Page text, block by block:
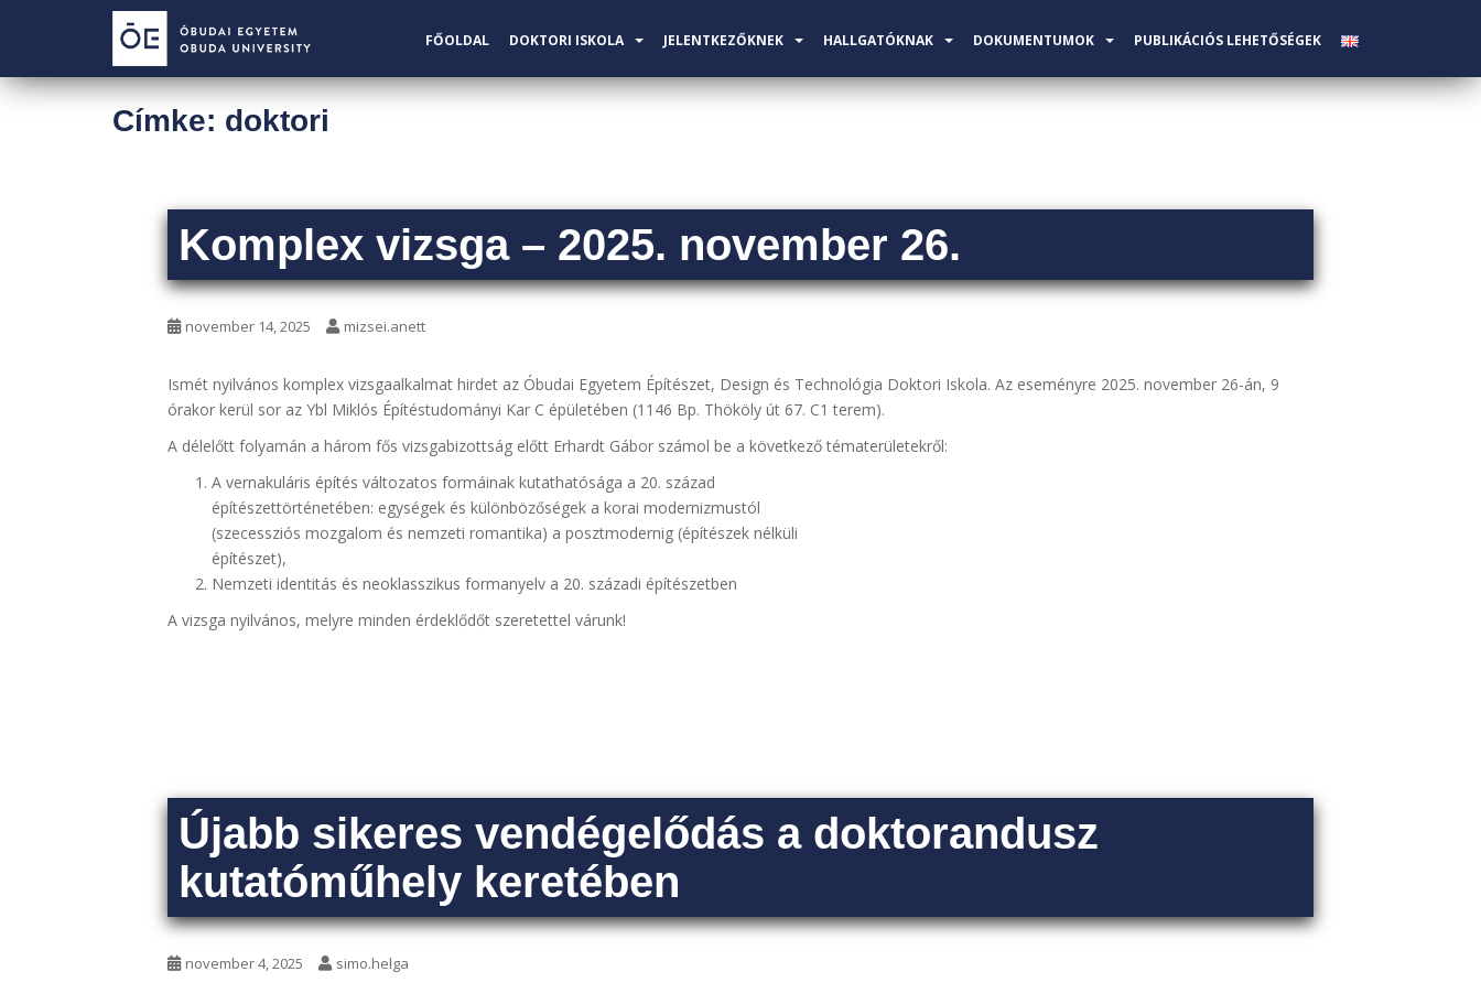
p
FŐOLDAL DOKTORI ISKOLA JELENTKEZŐKNEK HALLGATÓKNAK DOKUMENTUMOK PUBLIKÁCIÓS LEHETŐSÉGEK
Címke: doktori
Komplex vizsga – 2025. november 26.
november 14, 2025 mizsei.anett
Ismét nyilvános komplex vizsgaalkalmat hirdet az Óbudai Egyetem Építészet, Design és Technológia Doktori Iskola. Az eseményre 2025. november 26-án, 9
órakor kerül sor az Ybl Miklós Építéstudományi Kar C épületében (1146 Bp. Thököly út 67. C1 terem).
A délelőtt folyamán a három fős vizsgabizottság előtt Erhardt Gábor számol be a következő tématerületekről:
A vernakuláris építés változatos formáinak kutathatósága a 20. század
építészettörténetében: egységek és különbözőségek a korai modernizmustól
(szecessziós mozgalom és nemzeti romantika) a posztmodernig (építészek nélküli
építészet),
Nemzeti identitás és neoklasszikus formanyelv a 20. századi építészetben
A vizsga nyilvános, melyre minden érdeklődőt szeretettel várunk!
Újabb sikeres vendégelődás a doktorandusz
kutatóműhely keretében
november 4, 2025 simo.helga